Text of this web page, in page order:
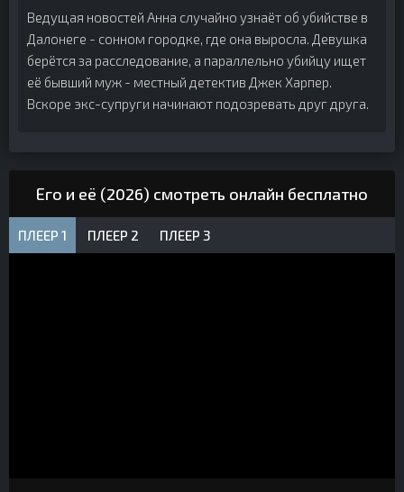
Ведущая новостей Анна случайно узнаёт об убийстве в
Далонеге - сонном городке, где она выросла. Девушка
берётся за расследование, а параллельно убийцу ищет
её бывший муж - местный детектив Джек Харпер.
Вскоре экс-супруги начинают подозревать друг друга.
Его и её (2026) смотреть онлайн бесплатно
ПЛЕЕР 1 ПЛЕЕР 2 ПЛЕЕР 3